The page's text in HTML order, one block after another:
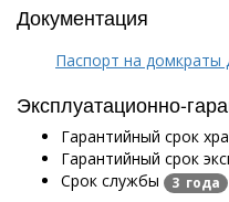
Документация
Паспорт на домкраты
Эксплуатационно-
Гарантийный срок
Гарантийный срок
Срок службы 3 года